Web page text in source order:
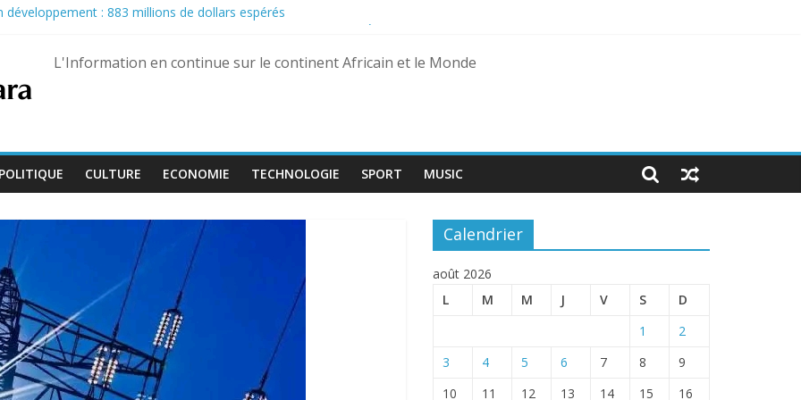
développement : 883 millions de dollars espérés
pour les militaires, une hausse historique jusqu’à 80 %
13 août dans trois États différents
L'Information en continue sur le continent Africain et le Monde
CULTURE ECONOMIE TECHNOLOGIE SPORT MUSIC
Calendrier
août 2026
L
M M J V S
D
1
2
3
4 5 6 7 8
9
10
11 12 13 14 15 16